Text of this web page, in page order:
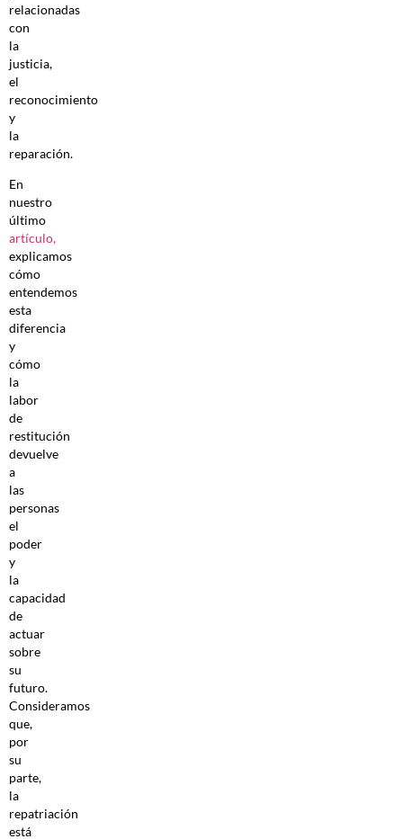
relacionadas
con
la
justicia,
el
reconocimiento
y
la
reparación.
En
nuestro
último
artículo,
explicamos
cómo
entendemos
esta
diferencia
y
cómo
la
labor
de
restitución
devuelve
a
las
personas
el
poder
y
la
capacidad
de
actuar
sobre
su
futuro.
Consideramos
que,
por
su
parte,
la
repatriación
está